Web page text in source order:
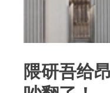
隈研吾给